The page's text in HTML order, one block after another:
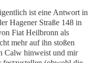
ist eine Antwort in
Hagener Straße 148 in
Fiat Heilbronn als
mehr auf ihn stoßen
Calw hinweist und mir